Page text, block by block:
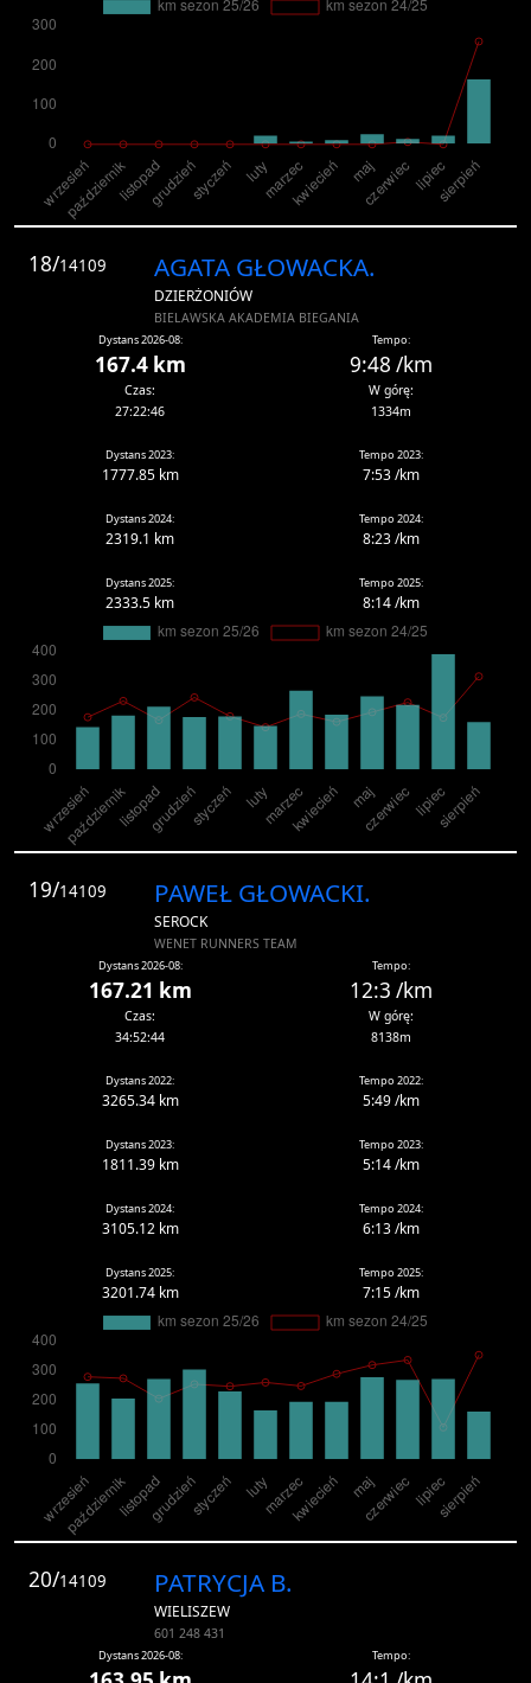
18/14109 AGATA GŁOWACKA.
DZIERŻONIÓW
BIELAWSKA AKADEMIA BIEGANIA
Dystans 2026-08:
167.4 km
Tempo:
9:48 /km
Czas:
27:22:46
W górę:
1334m
Dystans 2023:
1777.85 km
Tempo 2023:
7:53 /km
Dystans 2024:
2319.1 km
Tempo 2024:
8:23 /km
Dystans 2025:
2333.5 km
Tempo 2025:
8:14 /km
19/14109 PAWEŁ GŁOWACKI.
SEROCK
WENET RUNNERS TEAM
Dystans 2026-08:
167.21 km
Tempo:
12:3 /km
Czas:
34:52:44
W górę:
8138m
Dystans 2022:
3265.34 km
Tempo 2022:
5:49 /km
Dystans 2023:
1811.39 km
Tempo 2023:
5:14 /km
Dystans 2024:
3105.12 km
Tempo 2024:
6:13 /km
Dystans 2025:
3201.74 km
Tempo 2025:
7:15 /km
20/14109 PATRYCJA B.
WIELISZEW
601 248 431
Dystans 2026-08: Tempo: